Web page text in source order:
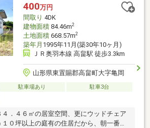
400万円
間取り 4DK
建物面積84.46m2
土地面積668.57m2
築年月 1995年11月(築30年10ヶ月)
ＪＲ奥羽本線 高畠駅 徒歩3.3km
山形県東置賜郡高畠町大字亀岡
駐車場あり
駐車3台
．４６㎡の居室空間、更にウッドチェア
０坪以上の庭有の住居だから、朝一番の